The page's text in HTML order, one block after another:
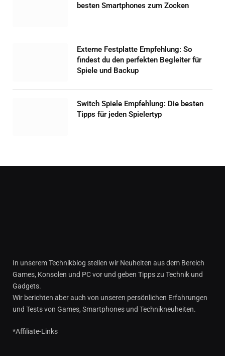
besten Smartphones zum Zocken
Externe Festplatte Empfehlung: So
findest du den perfekten Begleiter für
Spiele und Backup
Switch Spiele Empfehlung: Die besten
Tipps für jeden Spielertyp
In unserem Technikblog stellen wir Neuheiten aus dem Bereich
Games, Konsolen und PC vor und geben Tipps zu Technik und
Gadgets.
Wir berichten aber auch von unseren persönlichen Erfahrungen
und Tests von Games, Smartphones und Technikneuheiten.
*Affiliate-Links